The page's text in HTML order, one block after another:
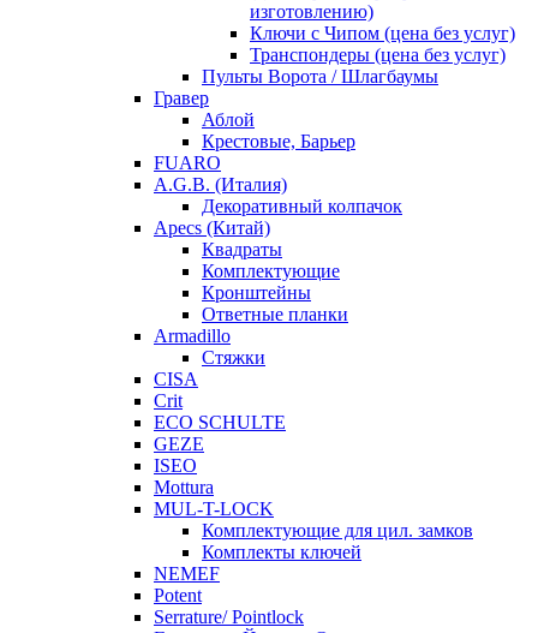
изготовлению)
Ключи с Чипом (цена без услуг)
Транспондеры (цена без услуг)
Пульты Ворота / Шлагбаумы
Гравер
Аблой
Крестовые, Барьер
FUARO
A.G.B. (Италия)
Декоративный колпачок
Apecs (Китай)
Квадраты
Комплектующие
Кронштейны
Ответные планки
Armadillo
Стяжки
CISA
Crit
ECO SCHULTE
GEZE
ISEO
Mottura
MUL-T-LOCK
Комплектующие для цил. замков
Комплекты ключей
NEMEF
Potent
Serrature/ Pointlock